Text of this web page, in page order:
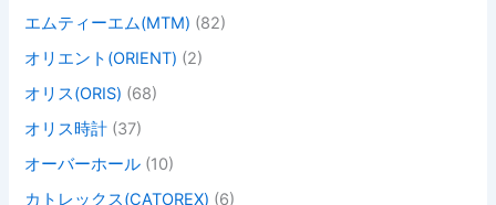
エムティーエム(MTM) (82)
オリエント(ORIENT) (2)
オリス(ORIS) (68)
オリス時計 (37)
オーバーホール (10)
カトレックス(CATOREX) (6)